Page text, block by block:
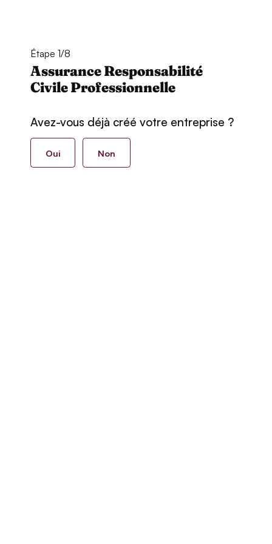
Étape 1/8
Assurance Responsabilité
Civile Professionnelle
Avez-vous déjà créé votre entreprise ?
Oui Non